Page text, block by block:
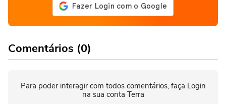
Comentários (0)
Para poder interagir com todos comentários, faça Login
na sua conta Terra